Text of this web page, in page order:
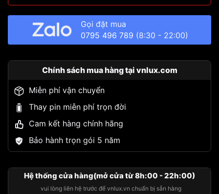
Gọi đặt mua
0795 496 789 (8:30 - 22:00)
Chính sách mua hàng tại vnlux.com
Miễn phí vận chuyển
Thay pin miễn phí trọn đời
Cam kết hàng chính hãng
Bảo hành trọn gói 5 năm
Hệ thống cửa hàng(mở cửa từ 8h:00 - 22h:00)
vui lòng liên hệ trước để vnlux.vn chuẩn bị sẵn hàng